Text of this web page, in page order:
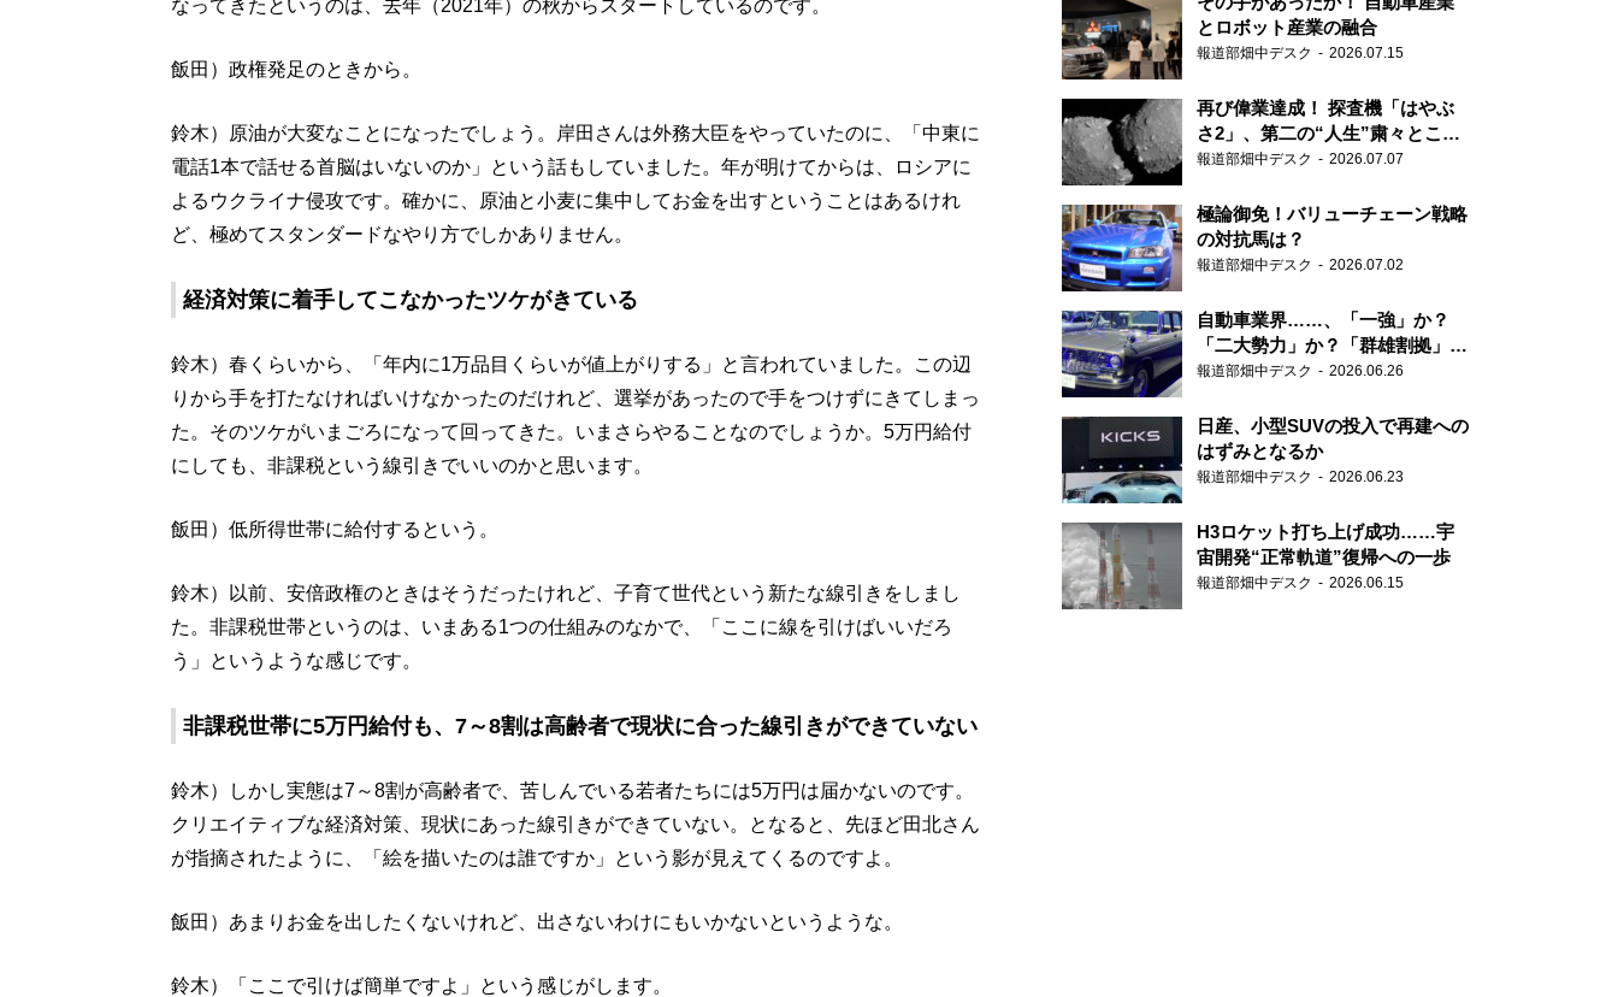
なってきたというのは、去年（2021年）の秋からスタートしているのです。
飯田）政権発足のときから。
鈴木）原油が大変なことになったでしょう。岸田さんは外務大臣をやっていたのに、「中東に
電話1本で話せる首脳はいないのか」という話もしていました。年が明けてからは、ロシアに
よるウクライナ侵攻です。確かに、原油と小麦に集中してお金を出すということはあるけれ
ど、極めてスタンダードなやり方でしかありません。
経済対策に着手してこなかったツケがきている
鈴木）春くらいから、「年内に1万品目くらいが値上がりする」と言われていました。この辺
りから手を打たなければいけなかったのだけれど、選挙があったので手をつけずにきてしまっ
た。そのツケがいまごろになって回ってきた。いまさらやることなのでしょうか。5万円給付
にしても、非課税という線引きでいいのかと思います。
飯田）低所得世帯に給付するという。
鈴木）以前、安倍政権のときはそうだったけれど、子育て世代という新たな線引きをしまし
た。非課税世帯というのは、いまある1つの仕組みのなかで、「ここに線を引けばいいだろ
う」というような感じです。
非課税世帯に5万円給付も、7～8割は高齢者で現状に合った線引きができていない
鈴木）しかし実態は7～8割が高齢者で、苦しんでいる若者たちには5万円は届かないのです。
クリエイティブな経済対策、現状にあった線引きができていない。となると、先ほど田北さん
が指摘されたように、「絵を描いたのは誰ですか」という影が見えてくるのですよ。
飯田）あまりお金を出したくないけれど、出さないわけにもいかないというような。
鈴木）「ここで引けば簡単ですよ」という感じがします。
とロボット産業の融合
報道部畑中デスク 2026.07.15
再び偉業達成！ 探査機「はやぶ
さ2」、第二の“人生”粛々とこな
す
報道部畑中デスク 2026.07.07
極論御免！バリューチェーン戦略
の対抗馬は？
報道部畑中デスク 2026.07.02
自動車業界……、「一強」か？
「二大勢力」か？「群雄割拠」
か？
報道部畑中デスク 2026.06.26
日産、小型SUVの投入で再建への
はずみとなるか
報道部畑中デスク 2026.06.23
H3ロケット打ち上げ成功……宇
宙開発“正常軌道”復帰への一歩
報道部畑中デスク 2026.06.15